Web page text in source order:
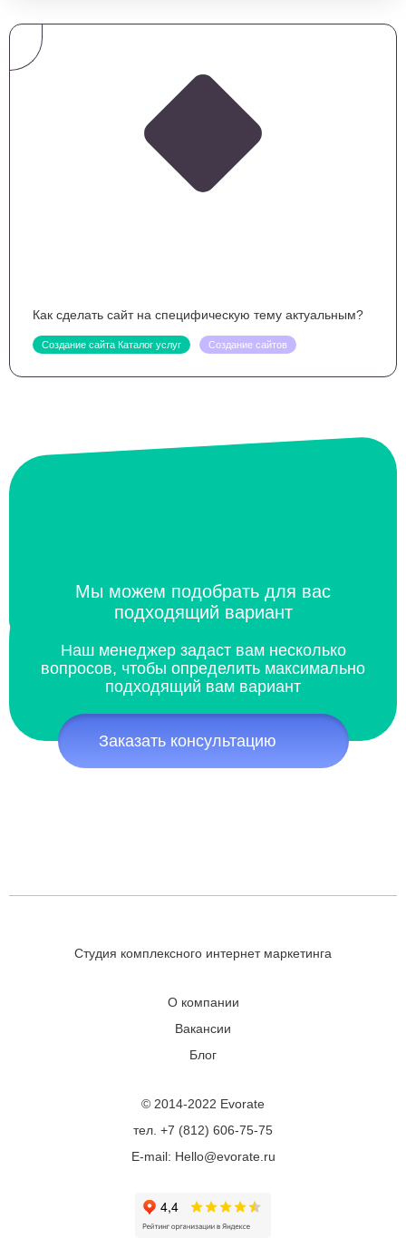
Как сделать сайт на специфическую тему актуальным?
Создание сайта Каталог услуг Создание сайтов
Мы можем подобрать для вас
подходящий вариант
Наш менеджер задаст вам несколько
вопросов, чтобы определить максимально
подходящий вам вариант
Заказать консультацию
Студия комплексного интернет маркетинга
О компании
Вакансии
Блог
© 2014-2022 Evorate
тел. +7 (812) 606-75-75
E-mail: Hello@evorate.ru